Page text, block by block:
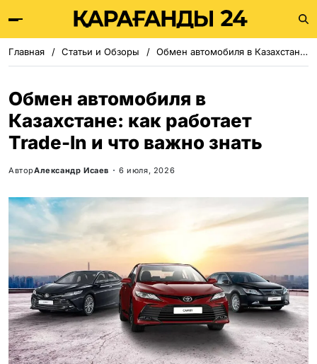
Главная Статьи и Обзоры Обмен автомобиля в Казахстане: как работает Trade-In и что важно знать
Обмен автомобиля в
Казахстане: как работает
Trade-In и что важно знать
АвторАлександр Исаев 6 июля, 2026